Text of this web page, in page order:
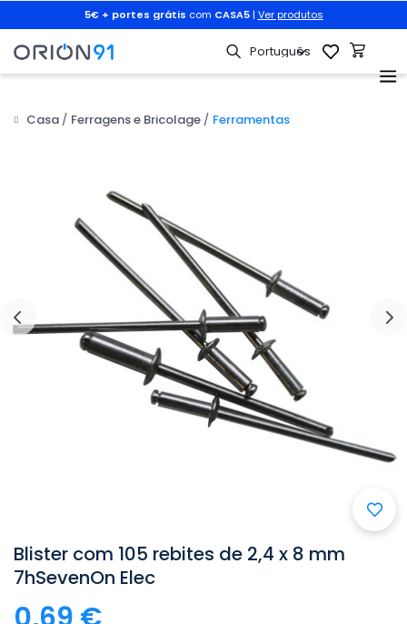
5€ + portes grátis com CASA5| Ver produtos
Casa Ferragens e Bricolage Ferramentas
Blister com 105 rebites de 2,4 x 8 mm
7hSevenOn Elec